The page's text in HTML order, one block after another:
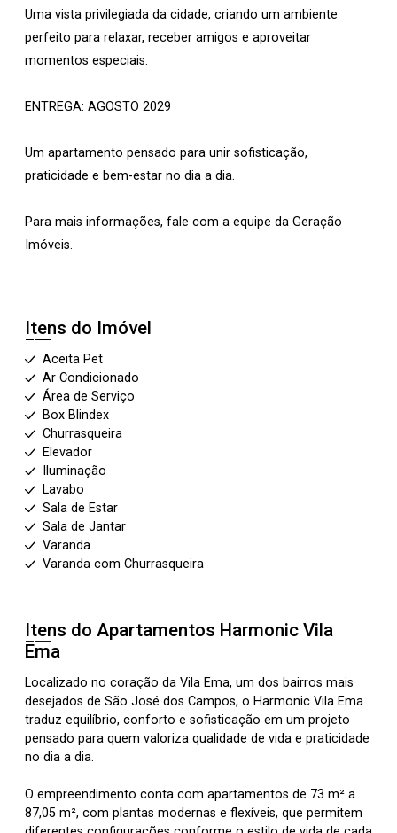
Uma vista privilegiada da cidade, criando um ambiente
perfeito para relaxar, receber amigos e aproveitar
momentos especiais.
ENTREGA: AGOSTO 2029
Um apartamento pensado para unir sofisticação,
praticidade e bem-estar no dia a dia.
Para mais informações, fale com a equipe da Geração
Imóveis.
Itens do Imóvel
Aceita Pet
Ar Condicionado
Área de Serviço
Box Blindex
Churrasqueira
Elevador
Iluminação
Lavabo
Sala de Estar
Sala de Jantar
Varanda
Varanda com Churrasqueira
Itens do Apartamentos Harmonic Vila
Ema
Localizado no coração da Vila Ema, um dos bairros mais
desejados de São José dos Campos, o Harmonic Vila Ema
traduz equilíbrio, conforto e sofisticação em um projeto
pensado para quem valoriza qualidade de vida e praticidade
no dia a dia.
O empreendimento conta com apartamentos de 73 m² a
87,05 m², com plantas modernas e flexíveis, que permitem